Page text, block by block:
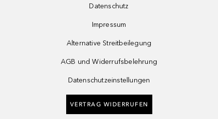
Datenschutz
Impressum
Alternative Streitbeilegung
AGB und Widerrufsbelehrung
Datenschutzeinstellungen
VERTRAG WIDERRUFEN